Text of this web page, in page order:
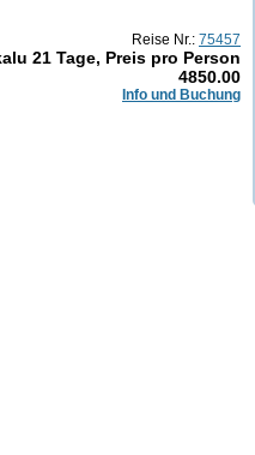
Reise Nr.: 75457
21 Tage, Preis pro Person
4850.00
Info und Buchung